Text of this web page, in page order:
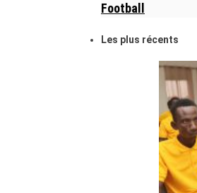
Football
Les plus récents